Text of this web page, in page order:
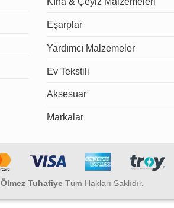
Eşarplar
Yardımcı Malzemeler
Ev Tekstili
Aksesuar
Markalar
Ölmez TuhafiyeTüm Hakları Saklıdır.